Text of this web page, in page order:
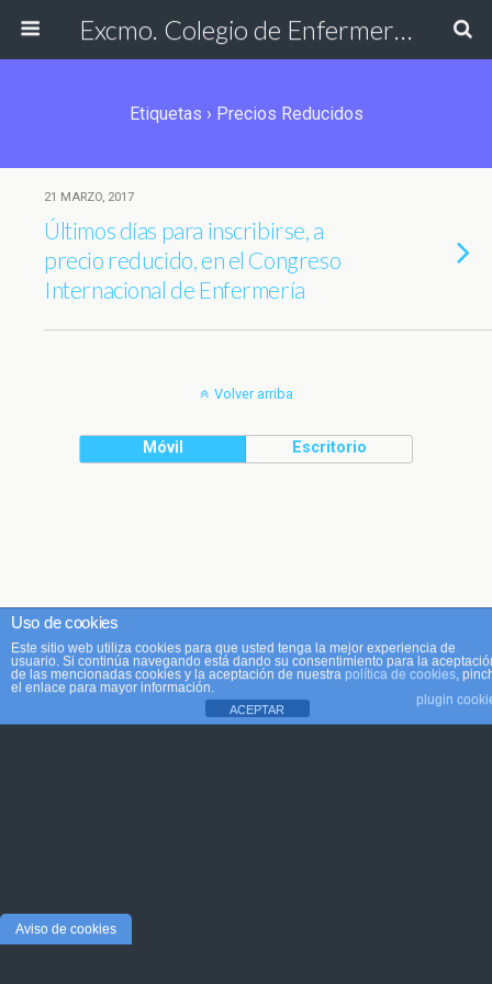
Excmo. Colegio de Enfermería de Cádiz
Etiquetas › Precios Reducidos
21 MARZO, 2017
Últimos días para inscribirse, a
precio reducido, en el Congreso
Internacional de Enfermería
Volver arriba
Móvil Escritorio
Uso de cookies
Este sitio web utiliza cookies para que usted tenga la mejor experiencia de
usuario. Si continúa navegando está dando su consentimiento para la
de las mencionadas cookies y la aceptación de nuestra política de cookies,
el enlace para mayor información.
plugin
ACEPTAR
Aviso de cookies